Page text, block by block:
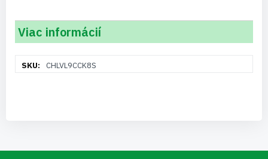
Viac informácií
informáciíCHLVL9CCK8S